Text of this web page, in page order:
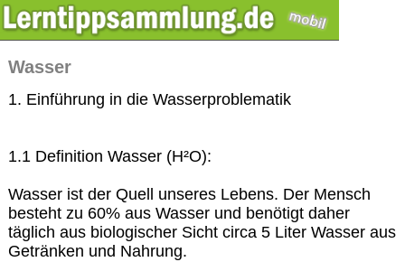
Wasser
1. Einführung in die Wasserproblematik
1.1 Definition Wasser (H²O):
Wasser ist der Quell unseres Lebens. Der Mensch
besteht zu 60% aus Wasser und benötigt daher
täglich aus biologischer Sicht circa 5 Liter Wasser aus
Getränken und Nahrung.